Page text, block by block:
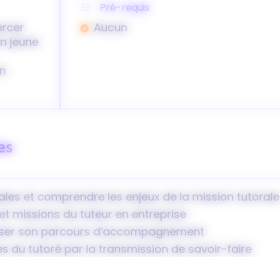
jeune
Pré-requis
Aucun
et comprendre les enjeux de la mission tutorale
missions du tuteur en entreprise
son parcours d’accompagnement
du tutoré par la transmission de savoir-faire